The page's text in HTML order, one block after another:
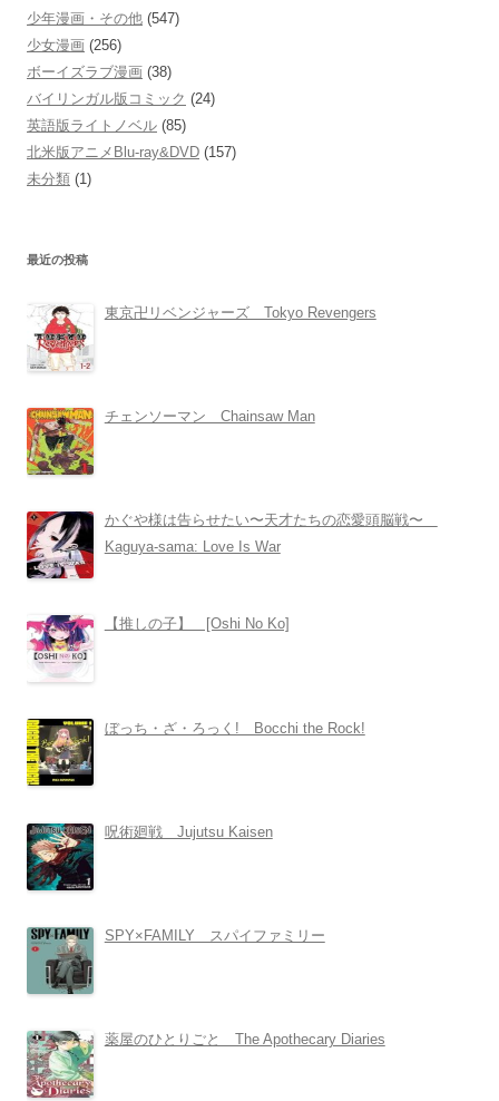
少年漫画・その他 (547)
少女漫画 (256)
ボーイズラブ漫画 (38)
バイリンガル版コミック (24)
英語版ライトノベル (85)
北米版アニメBlu-ray&DVD (157)
未分類 (1)
最近の投稿
東京卍リベンジャーズ Tokyo Revengers
チェンソーマン Chainsaw Man
かぐや様は告らせたい〜天才たちの恋愛頭脳戦〜
Kaguya-sama: Love Is War
【推しの子】 [Oshi No Ko]
ぼっち・ざ・ろっく! Bocchi the Rock!
呪術廻戦 Jujutsu Kaisen
SPY×FAMILY スパイファミリー
薬屋のひとりごと The Apothecary Diaries